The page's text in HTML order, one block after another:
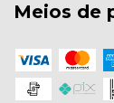
Meios de